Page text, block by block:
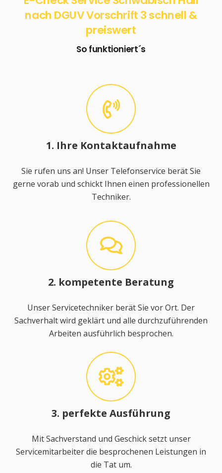
nach DGUV Vorschrift 3 schnell &
preiswert
So funktioniert´s
1. Ihre Kontaktaufnahme
Sie rufen uns an! Unser Telefonservice berät Sie
gerne vorab und schickt Ihnen einen professionellen
Techniker.
2. kompetente Beratung
Unser Servicetechniker berät Sie vor Ort. Der
Sachverhalt wird geklärt und alle durchzuführenden
Arbeiten ausführlich besprochen.
3. perfekte Ausführung
Mit Sachverstand und Geschick setzt unser
Servicemitarbeiter die besprochenen Leistungen in
die Tat um.